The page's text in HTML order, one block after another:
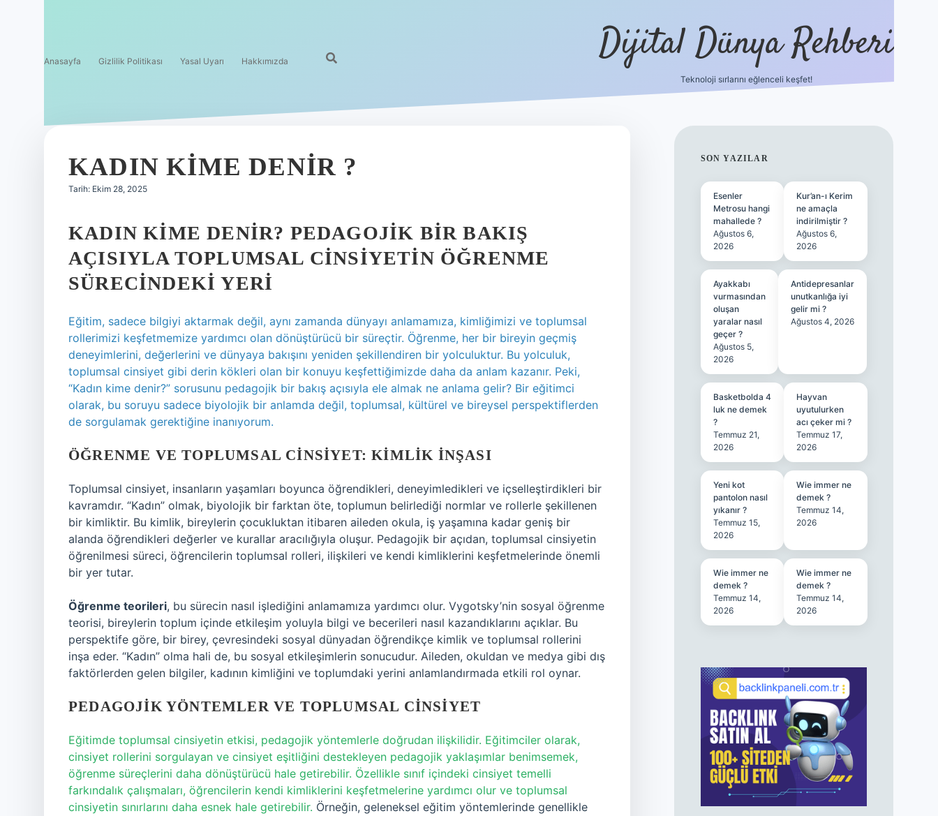
Anasayfa Gizlilik Politikası Yasal Uyarı Hakkımızda Dijital Dünya Rehberi
Teknoloji sırlarını eğlenceli keşfet!
KADIN KIME DENIR ?
Tarih: Ekim 28, 2025
KADIN KIME DENIR? PEDAGOJIK BIR BAKIŞ
AÇISIYLA TOPLUMSAL CINSIYETIN ÖĞRENME
SÜRECINDEKI YERI
Eğitim, sadece bilgiyi aktarmak değil, aynı zamanda dünyayı anlamamıza, kimliğimizi ve toplumsal
rollerimizi keşfetmemize yardımcı olan dönüştürücü bir süreçtir. Öğrenme, her bir bireyin geçmiş
deneyimlerini, değerlerini ve dünyaya bakışını yeniden şekillendiren bir yolculuktur. Bu yolculuk,
toplumsal cinsiyet gibi derin kökleri olan bir konuyu keşfettiğimizde daha da anlam kazanır. Peki,
“Kadın kime denir?” sorusunu pedagojik bir bakış açısıyla ele almak ne anlama gelir? Bir eğitimci
olarak, bu soruyu sadece biyolojik bir anlamda değil, toplumsal, kültürel ve bireysel perspektiflerden
de sorgulamak gerektiğine inanıyorum.
ÖĞRENME VE TOPLUMSAL CINSIYET: KIMLIK İNŞASI
Toplumsal cinsiyet, insanların yaşamları boyunca öğrendikleri, deneyimledikleri ve içselleştirdikleri bir
kavramdır. “Kadın” olmak, biyolojik bir farktan öte, toplumun belirlediği normlar ve rollerle şekillenen
bir kimliktir. Bu kimlik, bireylerin çocukluktan itibaren aileden okula, iş yaşamına kadar geniş bir
alanda öğrendikleri değerler ve kurallar aracılığıyla oluşur. Pedagojik bir açıdan, toplumsal cinsiyetin
öğrenilmesi süreci, öğrencilerin toplumsal rolleri, ilişkileri ve kendi kimliklerini keşfetmelerinde önemli
bir yer tutar.
Öğrenme teorileri, bu sürecin nasıl işlediğini anlamamıza yardımcı olur. Vygotsky’nin sosyal öğrenme
teorisi, bireylerin toplum içinde etkileşim yoluyla bilgi ve becerileri nasıl kazandıklarını açıklar. Bu
perspektife göre, bir birey, çevresindeki sosyal dünyadan öğrendikçe kimlik ve toplumsal rollerini
inşa eder. “Kadın” olma hali de, bu sosyal etkileşimlerin sonucudur. Aileden, okuldan ve medya gibi dış
faktörlerden gelen bilgiler, kadının kimliğini ve toplumdaki yerini anlamlandırmada etkili rol oynar.
PEDAGOJIK YÖNTEMLER VE TOPLUMSAL CINSIYET
Eğitimde toplumsal cinsiyetin etkisi, pedagojik yöntemlerle doğrudan ilişkilidir. Eğitimciler olarak,
cinsiyet rollerini sorgulayan ve cinsiyet eşitliğini destekleyen pedagojik yaklaşımlar benimsemek,
öğrenme süreçlerini daha dönüştürücü hale getirebilir. Özellikle sınıf içindeki cinsiyet temelli
farkındalık çalışmaları, öğrencilerin kendi kimliklerini keşfetmelerine yardımcı olur ve toplumsal
cinsiyetin sınırlarını daha esnek hale getirebilir. Örneğin, geleneksel eğitim yöntemlerinde genellikle
SIDEBAR
SON YAZILAR
Esenler
Metrosu hangi
mahallede ?
Ağustos 6,
2026
Kur’an-ı Kerim
ne amaçla
indirilmiştir ?
Ağustos 6,
2026
Ayakkabı
vurmasından
oluşan
yaralar nasıl
geçer ?
Ağustos 5,
2026
Antidepresanlar
unutkanlığa iyi
gelir mi ?
Ağustos 4, 2026
Basketbolda 4
luk ne demek
?
Temmuz 21,
2026
Hayvan
uyutulurken
acı çeker mi ?
Temmuz 17,
2026
Yeni kot
pantolon nasıl
yıkanır ?
Temmuz 15,
2026
Wie immer ne
demek ?
Temmuz 14,
2026
Wie immer ne
demek ?
Temmuz 14,
2026
Wie immer ne
demek ?
Temmuz 14,
2026
tulipbet güncel